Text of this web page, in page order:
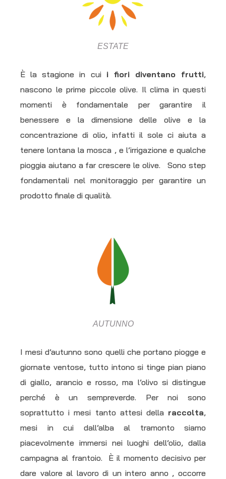
ESTATE
È la stagione in cui i fiori diventano frutti,
nascono le prime piccole olive. Il clima in questi
momenti è fondamentale per garantire il
benessere e la dimensione delle olive e la
concentrazione di olio, infatti il sole ci aiuta a
tenere lontana la mosca , e l’irrigazione e qualche
pioggia aiutano a far crescere le olive. Sono step
fondamentali nel monitoraggio per garantire un
prodotto finale di qualità.
AUTUNNO
I mesi d’autunno sono quelli che portano piogge e
giornate ventose, tutto intono si tinge pian piano
di giallo, arancio e rosso, ma l’olivo si distingue
perché è un sempreverde. Per noi sono
soprattutto i mesi tanto attesi della raccolta,
mesi in cui dall’alba al tramonto siamo
piacevolmente immersi nei luoghi dell’olio, dalla
campagna al frantoio. È il momento decisivo per
dare valore al lavoro di un intero anno , occorre